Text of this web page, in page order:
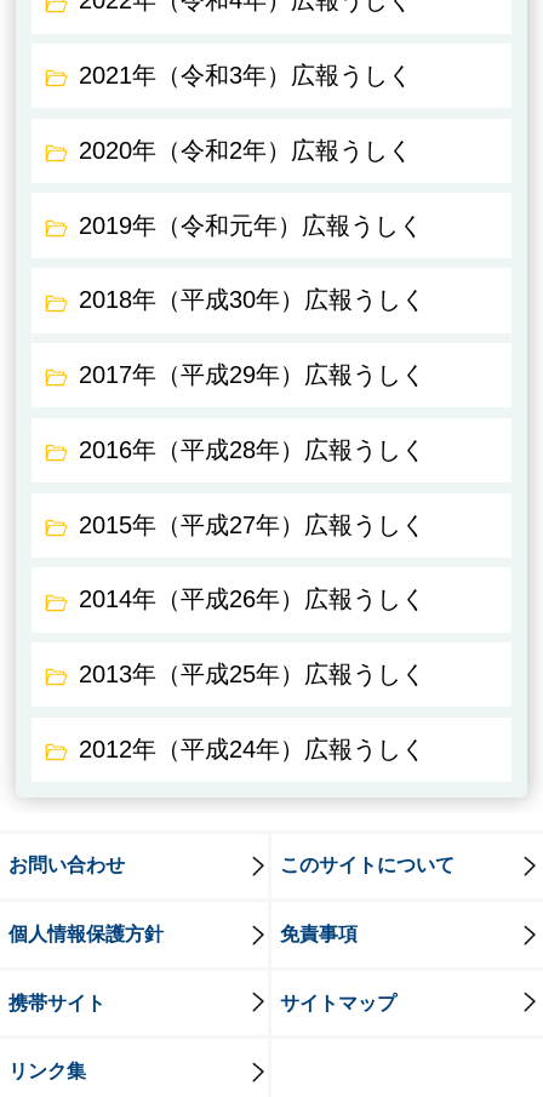
2021年（令和3年）広報うしく
2020年（令和2年）広報うしく
2019年（令和元年）広報うしく
2018年（平成30年）広報うしく
2017年（平成29年）広報うしく
2016年（平成28年）広報うしく
2015年（平成27年）広報うしく
2014年（平成26年）広報うしく
2013年（平成25年）広報うしく
2012年（平成24年）広報うしく
お問い合わせ このサイトについて
個人情報保護方針 免責事項
携帯サイト サイトマップ
リンク集